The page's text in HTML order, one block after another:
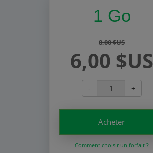
1 Go
8,00 $US
6,00 $US
- +
Acheter
Comment choisir un forfait ?